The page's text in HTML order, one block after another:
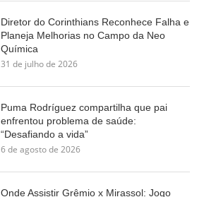
Diretor do Corinthians Reconhece Falha e
Planeja Melhorias no Campo da Neo
Química
31 de julho de 2026
Puma Rodríguez compartilha que pai
enfrentou problema de saúde:
“Desafiando a vida”
6 de agosto de 2026
Onde Assistir Grêmio x Mirassol: Jogo